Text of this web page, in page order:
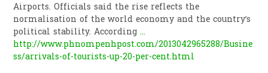
Airports. Officials said the rise reflects the
normalisation of the world economy and the country’s
political stability. According...
http://www.phnompenhpost.com/2013042965288/Busine
ss/arrivals-of-tourists-up-20-per-cent.html